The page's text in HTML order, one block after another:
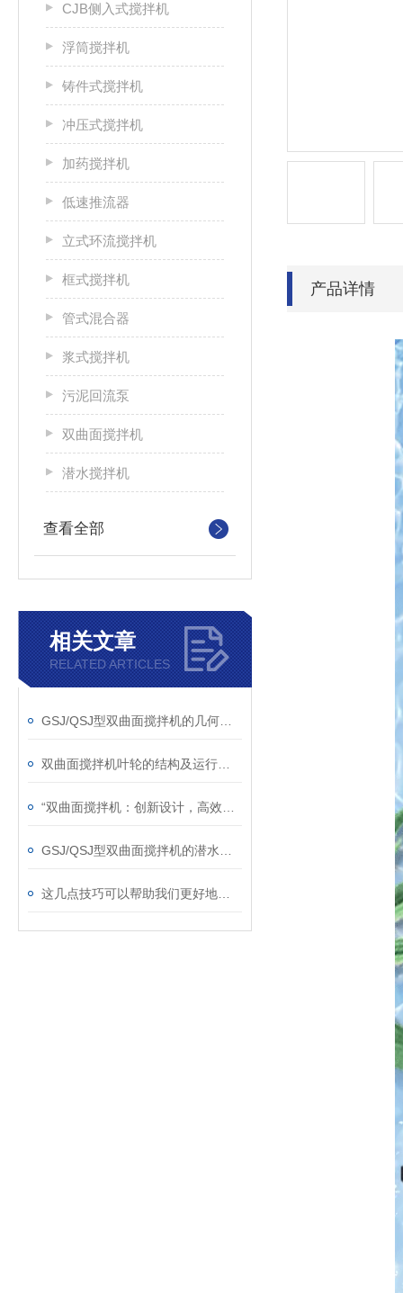
CJB侧入式搅拌机
浮筒搅拌机
铸件式搅拌机
冲压式搅拌机
加药搅拌机
低速推流器
立式环流搅拌机
框式搅拌机
管式混合器
浆式搅拌机
污泥回流泵
双曲面搅拌机
潜水搅拌机
查看全部
相关文章
RELATED ARTICLES
产品详情